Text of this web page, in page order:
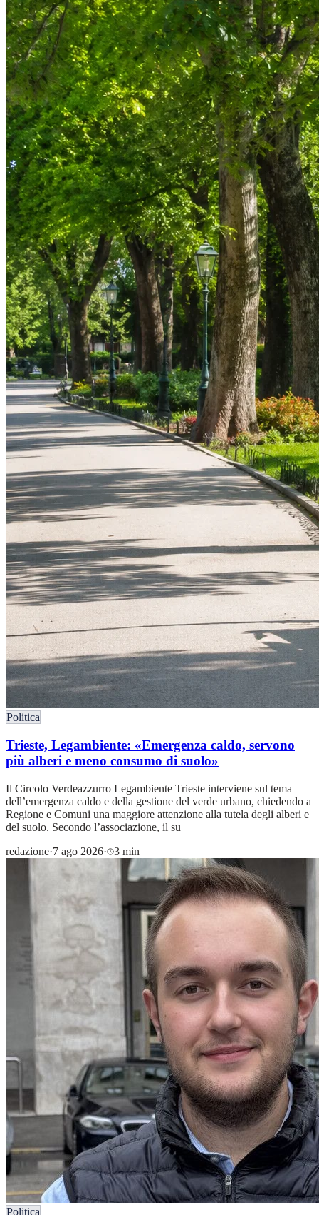
Politica
Trieste, Legambiente: «Emergenza caldo, servono
più alberi e meno consumo di suolo»
Il Circolo Verdeazzurro Legambiente Trieste interviene sul tema
dell’emergenza caldo e della gestione del verde urbano, chiedendo a
Regione e Comuni una maggiore attenzione alla tutela degli alberi e
del suolo. Secondo l’associazione, il su
redazione·7 ago 2026· 3 min
Politica